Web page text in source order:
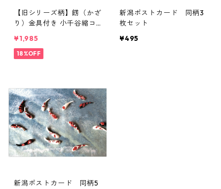
【旧シリーズ柄】餝（かざ
り）金具付き 小千谷縮コ
¥1,985
18%OFF
新潟ポストカード 同柄3
枚セット
¥495
新潟ポストカード 同柄5